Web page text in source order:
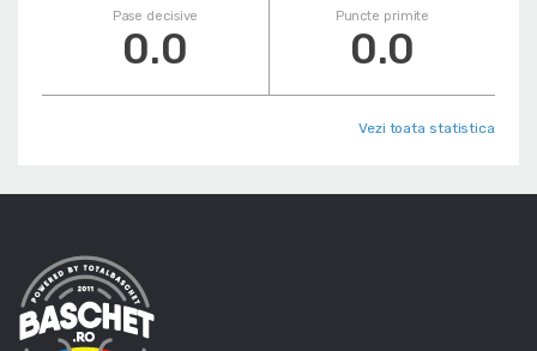
Pase decisive
0.0
Puncte primite
0.0
Vezi toata statistica